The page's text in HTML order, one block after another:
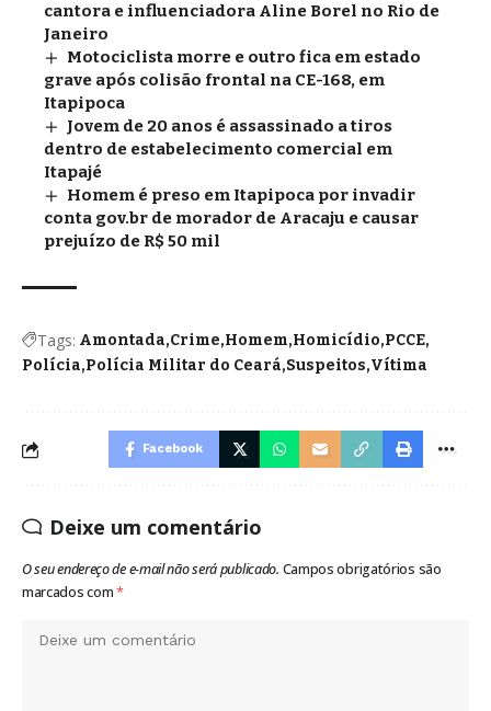
cantora e influenciadora Aline Borel no Rio de
Janeiro
Motociclista morre e outro fica em estado
grave após colisão frontal na CE-168, em
Itapipoca
Jovem de 20 anos é assassinado a tiros
dentro de estabelecimento comercial em
Itapajé
Homem é preso em Itapipoca por invadir
conta gov.br de morador de Aracaju e causar
prejuízo de R$ 50 mil
Tags: Amontada Crime Homem Homicídio PCCE
Polícia Polícia Militar do Ceará Suspeitos Vítima
Facebook
Deixe um comentário
O seu endereço de e-mail não será publicado. Campos obrigatórios são
marcados com*